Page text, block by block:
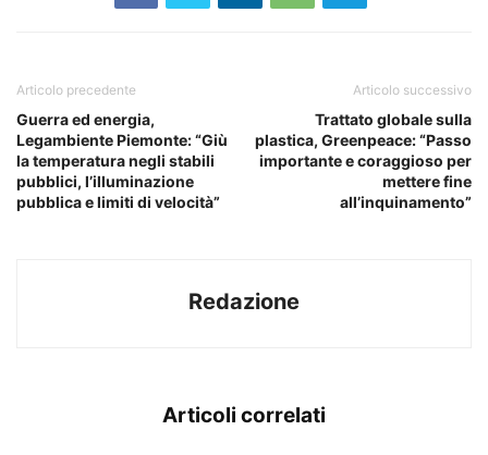
Articolo precedente
Guerra ed energia,
Legambiente Piemonte: “Giù
la temperatura negli stabili
pubblici, l’illuminazione
pubblica e limiti di velocità”
Articolo successivo
Trattato globale sulla
plastica, Greenpeace: “Passo
importante e coraggioso per
mettere fine
all’inquinamento”
Redazione
Articoli correlati